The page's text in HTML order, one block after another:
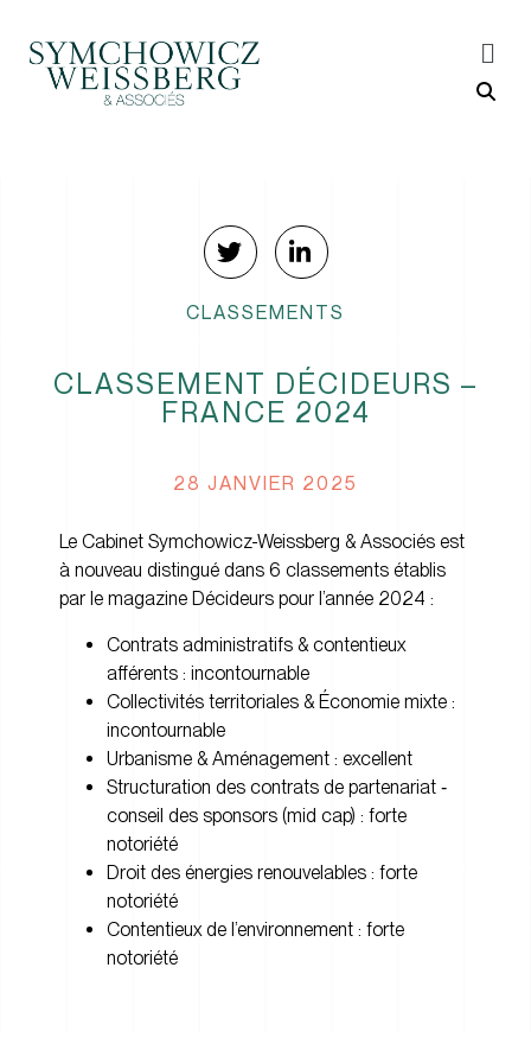
CLASSEMENTS
CLASSEMENT DÉCIDEURS –
FRANCE 2024
28 JANVIER 2025
Le Cabinet Symchowicz-Weissberg & Associés est
à nouveau distingué dans 6 classements établis
par le magazine Décideurs pour l’année 2024 :
Contrats administratifs & contentieux
afférents : incontournable
Collectivités territoriales & Économie mixte :
incontournable
Urbanisme & Aménagement : excellent
Structuration des contrats de partenariat ‑
conseil des sponsors (mid cap) : forte
notoriété
Droit des énergies renouvelables : forte
notoriété
Contentieux de l’environnement : forte
notoriété